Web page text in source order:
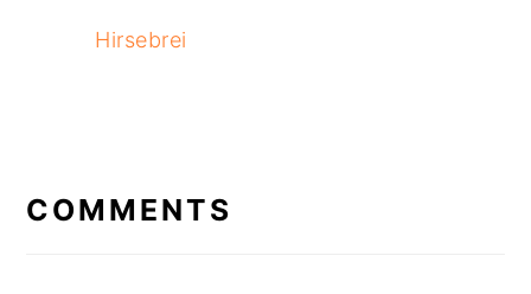
Hirsebrei
INTERACTIONS
COMMENTS